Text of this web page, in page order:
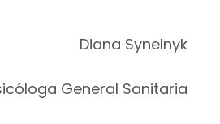
Diana Synelnyk
General Sanitaria